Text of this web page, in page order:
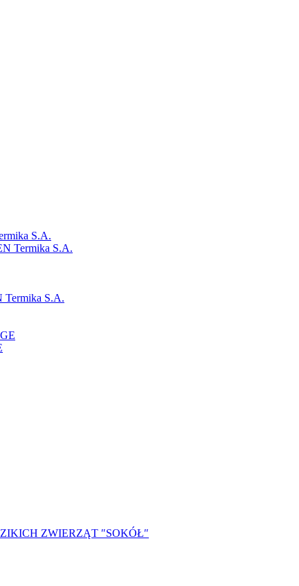
S.A.
Termika S.A.
Termika S.A.